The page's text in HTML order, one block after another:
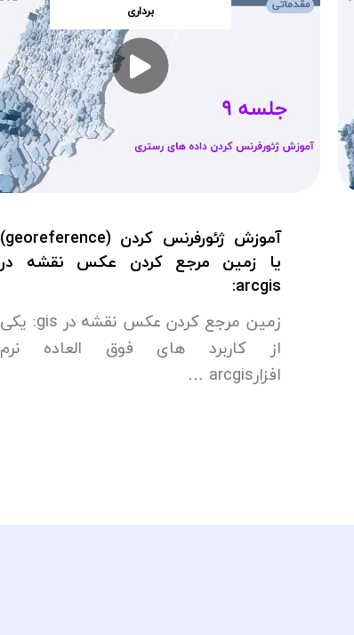
برداری
آموزش ژئورفرنس کردن (georeference)
یا زمین مرجع کردن عکس نقشه در
arcgis:
زمین مرجع کردن عکس نقشه در gis: یکی
از کاربرد های فوق العاده نرم
افزارarcgis …